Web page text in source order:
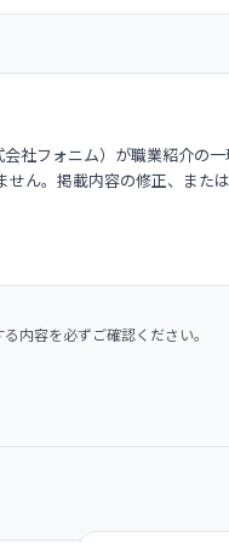
社フォニム）が職業紹介の
ん。掲載内容の修正、また
内容を必ずご確認ください。